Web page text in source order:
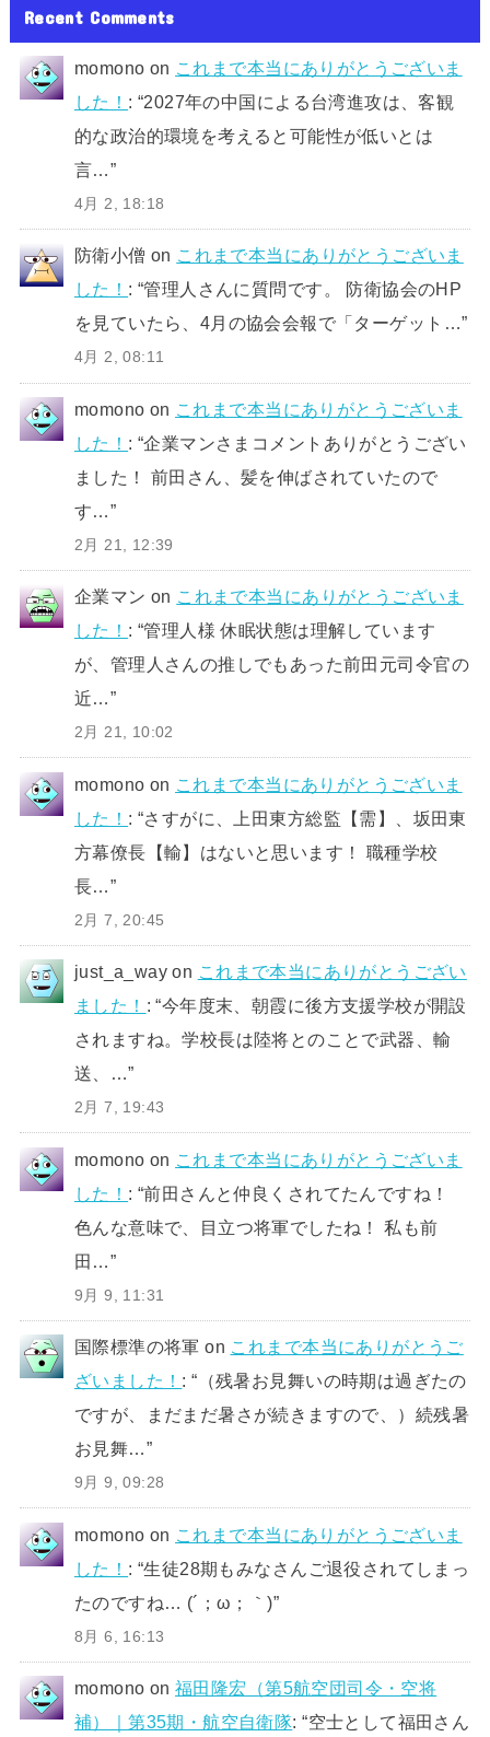
Recent Comments
momono on これまで本当にありがとうございま
した！ : “2027年の中国による台湾進攻は、客観
的な政治的環境を考えると可能性が低いとは
言…”
4月 2, 18:18
防衛小僧 on これまで本当にありがとうございま
した！ : “管理人さんに質問です。 防衛協会のHP
を見ていたら、4月の協会会報で「ターゲット…”
4月 2, 08:11
momono on これまで本当にありがとうございま
した！ : “企業マンさまコメントありがとうござい
ました！ 前田さん、髪を伸ばされていたので
す…”
2月 21, 12:39
企業マン on これまで本当にありがとうございま
した！ : “管理人様 休眠状態は理解しています
が、管理人さんの推しでもあった前田元司令官の
近…”
2月 21, 10:02
momono on これまで本当にありがとうございま
した！ : “さすがに、上田東方総監【需】、坂田東
方幕僚長【輸】はないと思います！ 職種学校
長…”
2月 7, 20:45
just_a_way on これまで本当にありがとうござい
ました！ : “今年度末、朝霞に後方支援学校が開設
されますね。学校長は陸将とのことで武器、輸
送、…”
2月 7, 19:43
momono on これまで本当にありがとうございま
した！ : “前田さんと仲良くされてたんですね！
色んな意味で、目立つ将軍でしたね！ 私も前
田…”
9月 9, 11:31
国際標準の将軍 on これまで本当にありがとうご
ざいました！ : “ （残暑お見舞いの時期は過ぎたの
ですが、まだまだ暑さが続きますので、）続残暑
お見舞…”
9月 9, 09:28
momono on これまで本当にありがとうございま
した！ : “生徒28期もみなさんご退役されてしまっ
たのですね… (´；ω；｀)”
8月 6, 16:13
momono on福田隆宏（第5航空団司令・空将
補）｜第35期・航空自衛隊: “空士として福田さん